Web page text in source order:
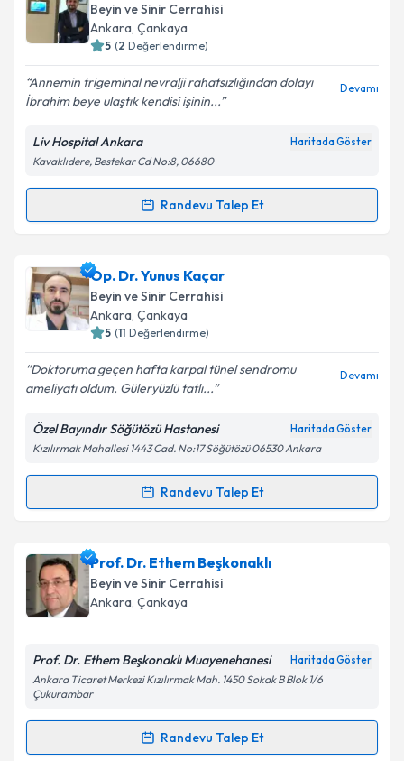
Beyin ve Sinir Cerrahisi
Ankara, Çankaya
5 (2 Değerlendirme)
Annemin trigeminal nevralji rahatsızlığından dolayı
İbrahim beye ulaştık kendisi işinin...
Devamı
Liv Hospital Ankara Haritada Göster
Kavaklıdere, Bestekar Cd No:8, 06680
Randevu Talep Et
Randevu Takvimi Talebi
Dr.Öğr.Üyesi İbrahim Ekici
talebi oluşturun. Size bu uzmandan randevu almanız
için bir takvim hazırlandığında e-posta ile
bilgilendireceğiz.
E-posta Adresiniz
Kişisel verilerimin işlenmesine ilişkinAydınlatma
Metni'ni okudum ve kişisel verilerimin belirtilen
kapsamda işlenmesini kabul ediyorum.
Op. Dr. Yunus Kaçar
Beyin ve Sinir Cerrahisi
Ankara, Çankaya
5 (11 Değerlendirme)
Doktoruma geçen hafta karpal tünel sendromu
ameliyatı oldum. Güleryüzlü tatlı...
Devamı
Özel Bayındır Söğütözü Hastanesi Haritada Göster
Kızılırmak Mahallesi 1443 Cad. No:17 Söğütözü 06530 Ankara
Randevu Talep Et
Randevu Takvimi Talebi
Op. Dr. Yunus Kaçariçin randevu takvimi talebi
oluşturun. Size bu uzmandan randevu almanız için bir
takvim hazırlandığında e-posta ile bilgilendireceğiz.
Kişisel verilerimin işlenmesine ilişkinAydınlatma
'ni okudum ve kişisel verilerimin belirtilen
Prof. Dr. Ethem Beşkonaklı
Beyin ve Sinir Cerrahisi
Ankara, Çankaya
Prof. Dr. Ethem Beşkonaklı Muayenehanesi Haritada Göster
Ankara Ticaret Merkezi Kızılırmak Mah. 1450 Sokak B Blok 1/6
Çukurambar
Randevu Talep Et
Randevu Takvimi Talebi